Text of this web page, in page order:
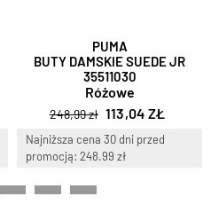
PUMA
BUTY DAMSKIE SUEDE JR
35511030
Różowe
248,99 zł 113,04 ZŁ
Najniższa cena 30 dni przed
promocją: 248.99 zł